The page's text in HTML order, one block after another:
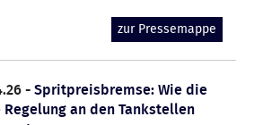
zur Pressemappe
-Spritpreisbremse: Wie die
Regelung an den Tankstellen